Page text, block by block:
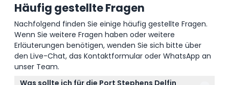
Häufig gestellte Fragen
Nachfolgend finden Sie einige häufig gestellte Fragen.
Wenn Sie weitere Fragen haben oder weitere
Erläuterungen benötigen, wenden Sie sich bitte über
den Live-Chat, das Kontaktformular oder WhatsApp an
unser Team.
Was sollte ich für die Port Stephens Delfin